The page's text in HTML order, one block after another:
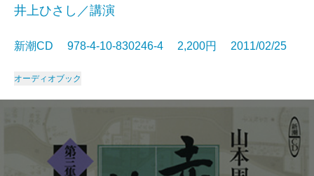
井上ひさし／講演
新潮CD 978-4-10-830246-4 2,200円 2011/02/25
オーディオブック